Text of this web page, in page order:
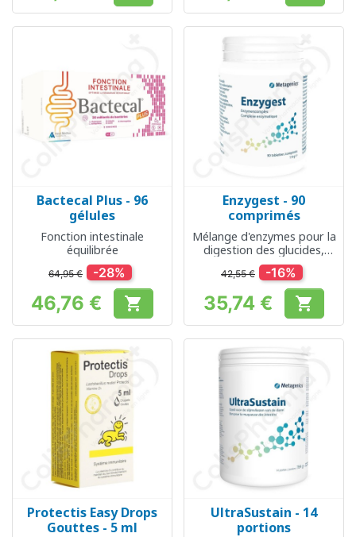
Bactecal Plus - 96
gélules
Fonction intestinale
équilibrée
64,95 € -28%
Prix
46,76 € 
Enzygest - 90
comprimés
Mélange d'enzymes pour la
digestion des glucides,
protéines et lipides
42,55 € -16%
Prix
35,74 € 
Protectis Easy Drops
Gouttes - 5 ml
UltraSustain - 14
portions